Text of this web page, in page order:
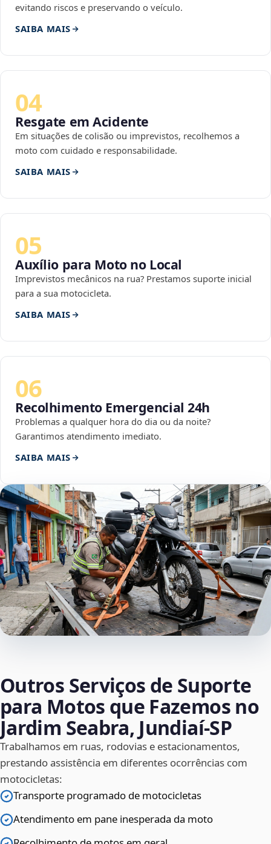
evitando riscos e preservando o veículo.
SAIBA MAIS
04
Resgate em Acidente
Em situações de colisão ou imprevistos, recolhemos a
moto com cuidado e responsabilidade.
SAIBA MAIS
05
Auxílio para Moto no Local
Imprevistos mecânicos na rua? Prestamos suporte inicial
para a sua motocicleta.
SAIBA MAIS
06
Recolhimento Emergencial 24h
Problemas a qualquer hora do dia ou da noite?
Garantimos atendimento imediato.
SAIBA MAIS
Outros Serviços de Suporte
para Motos que Fazemos no
Jardim Seabra, Jundiaí‑SP
Trabalhamos em ruas, rodovias e estacionamentos,
prestando assistência em diferentes ocorrências com
motocicletas:
Transporte programado de motocicletas
Atendimento em pane inesperada da moto